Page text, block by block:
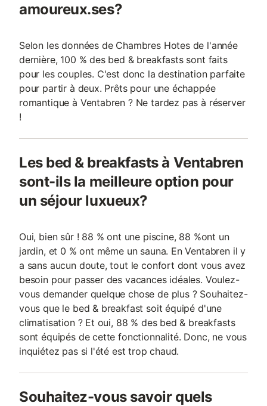
amoureux.ses?
Selon les données de Chambres Hotes de l'année
dernière, 100 % des bed & breakfasts sont faits
pour les couples. C'est donc la destination parfaite
pour partir à deux. Prêts pour une échappée
romantique à Ventabren ? Ne tardez pas à réserver
!
Les bed & breakfasts à Ventabren
sont-ils la meilleure option pour
un séjour luxueux?
Oui, bien sûr ! 88 % ont une piscine, 88 %ont un
jardin, et 0 % ont même un sauna. En Ventabren il y
a sans aucun doute, tout le confort dont vous avez
besoin pour passer des vacances idéales. Voulez-
vous demander quelque chose de plus ? Souhaitez-
vous que le bed & breakfast soit équipé d'une
climatisation ? Et oui, 88 % des bed & breakfasts
sont équipés de cette fonctionnalité. Donc, ne vous
inquiétez pas si l'été est trop chaud.
Souhaitez-vous savoir quels